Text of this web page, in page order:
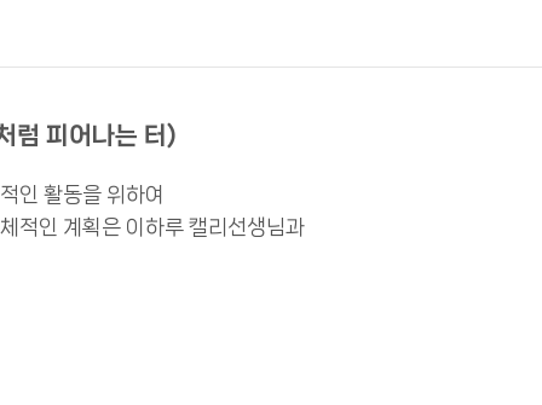
럼 피어나는 터)
인 활동을 위하여
적인 계획은 이하루 캘리선생님과